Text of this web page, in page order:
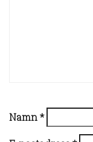
t
Namn*